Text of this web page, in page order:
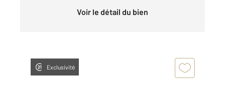
Voir le détail du bien
Exclusivité